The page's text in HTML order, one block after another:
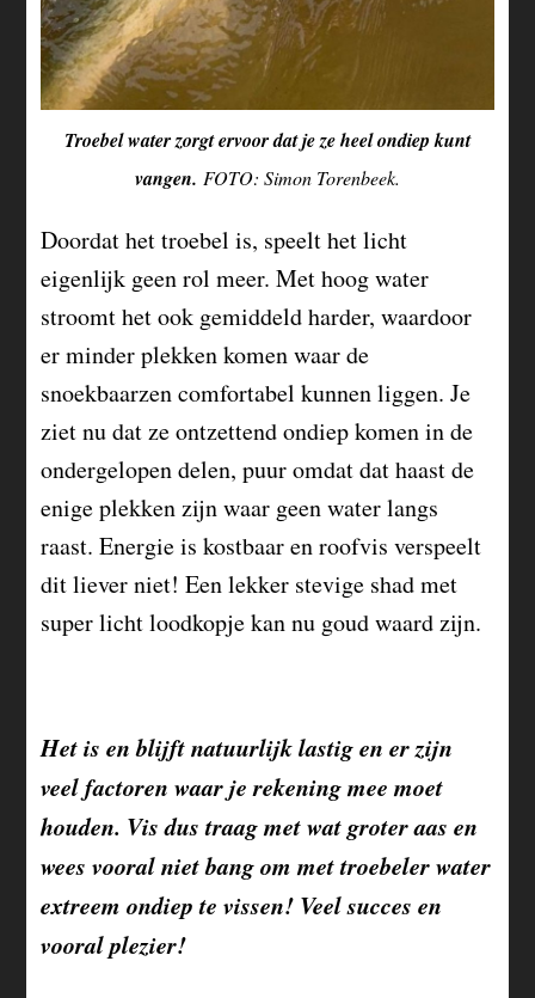
Troebel water zorgt ervoor dat je ze heel ondiep kunt
vangen. FOTO: Simon Torenbeek.
Doordat het troebel is, speelt het licht
eigenlijk geen rol meer. Met hoog water
stroomt het ook gemiddeld harder, waardoor
er minder plekken komen waar de
snoekbaarzen comfortabel kunnen liggen. Je
ziet nu dat ze ontzettend ondiep komen in de
ondergelopen delen, puur omdat dat haast de
enige plekken zijn waar geen water langs
raast. Energie is kostbaar en roofvis verspeelt
dit liever niet! Een lekker stevige shad met
super licht loodkopje kan nu goud waard zijn.
Het is en blijft natuurlijk lastig en er zijn
veel factoren waar je rekening mee moet
houden. Vis dus traag met wat groter aas en
wees vooral niet bang om met troebeler water
extreem ondiep te vissen! Veel succes en
vooral plezier!